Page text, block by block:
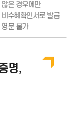
않은 경우에만
비수혜확인서로 발급
영문 불가
명,